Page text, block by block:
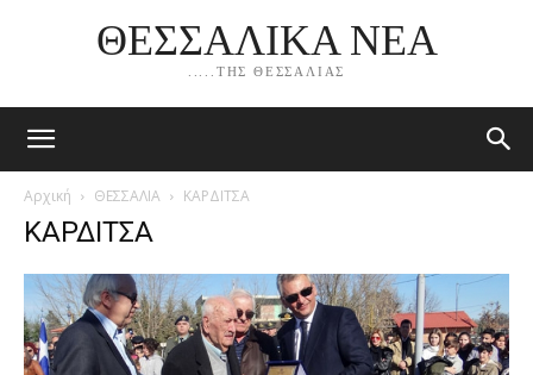
ΘΕΣΣΑΛΙΚΑ ΝΕΑ
.....ΤΗΣ ΘΕΣΣΑΛΙΑΣ
Αρχική ΘΕΣΣΑΛΙΑ ΚΑΡΔΙΤΣΑ
ΚΑΡΔΙΤΣΑ